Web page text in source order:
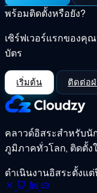
พร้อมติดตั้งหรือยัง?
เซิร์ฟเวอร์แรกของคุ
บัตร
เริ่มต้น ติดต่อ
คลาวด์อิสระสำหรับนั
ภูมิภาคทั่วโลก, ติดตั้ง
ดำเนินงานอิสระตั้งแ